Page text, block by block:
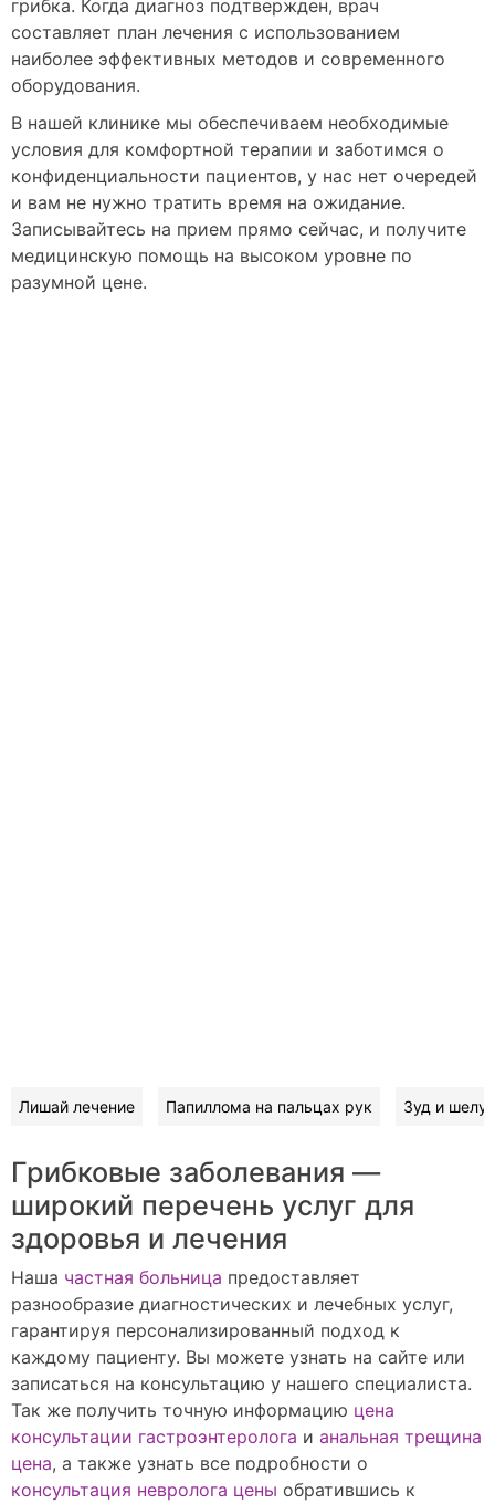
грибка. Когда диагноз подтвержден, врач
составляет план лечения с использованием
наиболее эффективных методов и современного
оборудования.
В нашей клинике мы обеспечиваем необходимые
условия для комфортной терапии и заботимся о
конфиденциальности пациентов, у нас нет очередей
и вам не нужно тратить время на ожидание.
Записывайтесь на прием прямо сейчас, и получите
медицинскую помощь на высоком уровне по
разумной цене.
Лишай лечение Папиллома на пальцах рук Зуд и
Грибковые заболевания —
широкий перечень услуг для
здоровья и лечения
Наша частная больница предоставляет
разнообразие диагностических и лечебных услуг,
гарантируя персонализированный подход к
каждому пациенту. Вы можете узнать на сайте или
записаться на консультацию у нашего специалиста.
Так же получить точную информацию цена
консультации гастроэнтеролога и анальная трещина
цена, а также узнать все подробности о
консультация невролога цены обратившись к